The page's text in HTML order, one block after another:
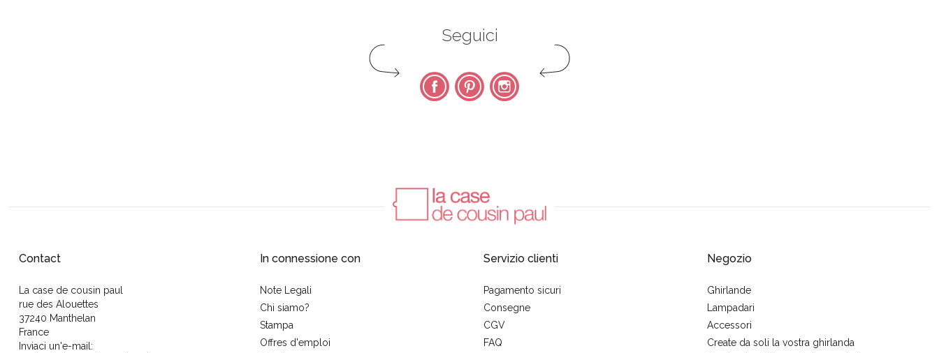
Seguici
FacebookPinterest Instagram
Contact
La case de cousin paul
rue des Alouettes
37240 Manthelan
France
Inviaci un'e-mail:
In connessione con
Note Legali
Chi siamo?
Stampa
Offres d'emploi
Servizio clienti
Pagamento sicuri
Consegne
CGV
FAQ
Negozio
Ghirlande
Lampadari
Accessori
Create da soli la vostra ghirlanda